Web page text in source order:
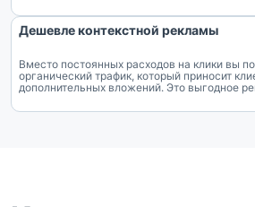
Дешевле контекстной рекламы
Вместо постоянных расходов на клики вы
органический трафик, который приносит
дополнительных вложений. Это выгодное